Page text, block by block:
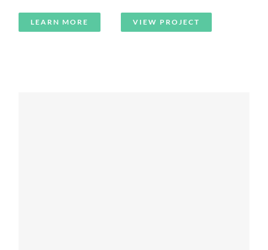
LEARN MORE VIEW PROJECT